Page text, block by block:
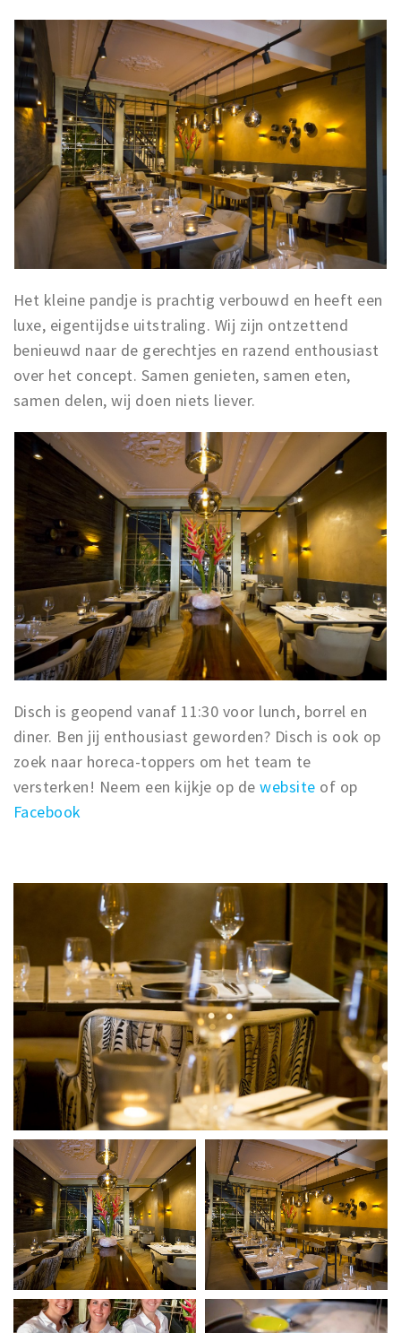
Het kleine pandje is prachtig verbouwd en heeft een
luxe, eigentijdse uitstraling. Wij zijn ontzettend
benieuwd naar de gerechtjes en razend enthousiast
over het concept. Samen genieten, samen eten,
samen delen, wij doen niets liever.
Disch is geopend vanaf 11:30 voor lunch, borrel en
diner. Ben jij enthousiast geworden? Disch is ook op
zoek naar horeca-toppers om het team te
versterken! Neem een kijkje op dewebsite of op
Facebook